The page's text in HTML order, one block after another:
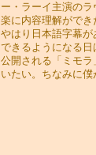
ー・ラーイ主演の
楽に内容理解ができ
やはり日本語字幕
できるようになる
公開される「ミモ
いたい。ちなみに僕